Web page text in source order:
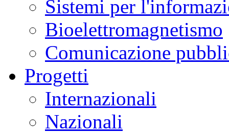
Sistemi per
Bioelettromagnetismo
Comunicazione
Progetti
Internazionali
Nazionali